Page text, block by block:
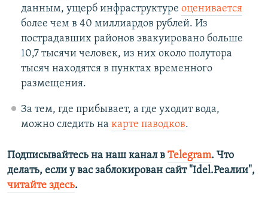
данным, ущерб инфраструктуре оценивается
более чем в 40 миллиардов рублей. Из
пострадавших районов эвакуировано больше
10,7 тысячи человек, из них около полутора
тысяч находятся в пунктах временного
размещения.
За тем, где прибывает, а где уходит вода,
можно следить на карте паводков.
Подписывайтесь на наш канал в Telegram. Что
делать, если у вас заблокирован сайт "Idel.Реалии",
читайте здесь.